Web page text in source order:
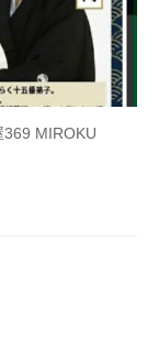
MIROKU